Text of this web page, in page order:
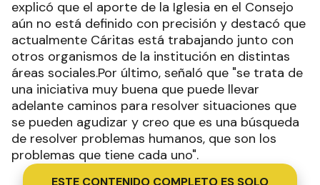
explicó que el aporte de la Iglesia en el Consejo
aún no está definido con precisión y destacó que
actualmente Cáritas está trabajando junto con
otros organismos de la institución en distintas
áreas sociales.Por último, señaló que "se trata de
una iniciativa muy buena que puede llevar
adelante caminos para resolver situaciones que
se pueden agudizar y creo que es una búsqueda
de resolver problemas humanos, que son los
problemas que tiene cada uno".
ESTE CONTENIDO COMPLETO ES SOLO